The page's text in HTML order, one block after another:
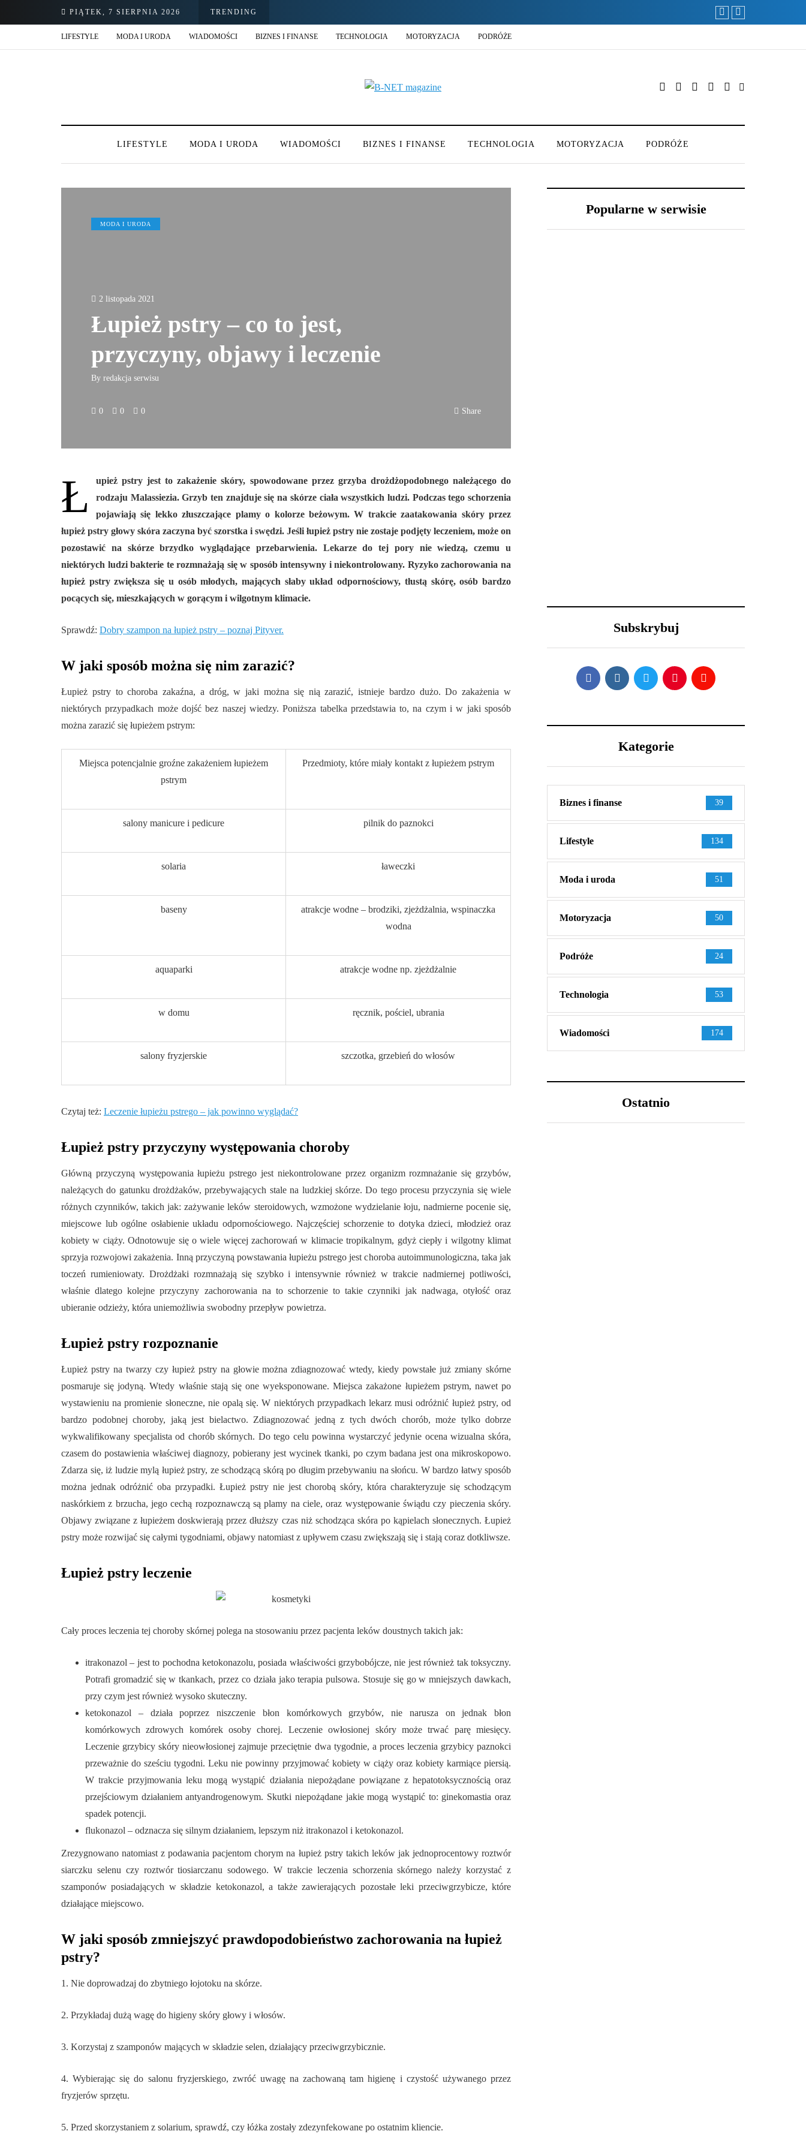
PIĄTEK, 7 SIERPNIA 2026 TRENDING
LIFESTYLE MODA I URODA WIADOMOŚCI BIZNES I FINANSE TECHNOLOGIA MOTORYZACJA PODRÓŻE
LIFESTYLE MODA I URODA WIADOMOŚCI BIZNES I FINANSE TECHNOLOGIA MOTORYZACJA PODRÓŻE
MODA I URODA
2 listopada 2021
Łupież pstry – co to jest,
przyczyny, objawy i leczenie
By redakcja serwisu
0 0 0 Share
Ł
upież pstry jest to zakażenie skóry, spowodowane przez grzyba drożdżopodobnego należącego do
rodzaju Malassiezia. Grzyb ten znajduje się na skórze ciała wszystkich ludzi. Podczas tego schorzenia
pojawiają się lekko złuszczające plamy o kolorze beżowym. W trakcie zaatakowania skóry przez
łupież pstry głowy skóra zaczyna być szorstka i swędzi. Jeśli łupież pstry nie zostaje podjęty leczeniem, może on
pozostawić na skórze brzydko wyglądające przebarwienia. Lekarze do tej pory nie wiedzą, czemu u
niektórych ludzi bakterie te rozmnażają się w sposób intensywny i niekontrolowany. Ryzyko zachorowania na
łupież pstry zwiększa się u osób młodych, mających słaby układ odpornościowy, tłustą skórę, osób bardzo
pocących się, mieszkających w gorącym i wilgotnym klimacie.
Sprawdź: Dobry szampon na łupież pstry – poznaj Pityver.
W jaki sposób można się nim zarazić?
Łupież pstry to choroba zakaźna, a dróg, w jaki można się nią zarazić, istnieje bardzo dużo. Do zakażenia w
niektórych przypadkach może dojść bez naszej wiedzy. Poniższa tabelka przedstawia to, na czym i w jaki sposób
można zarazić się łupieżem pstrym:
Miejsca potencjalnie groźne zakażeniem łupieżem
pstrym
Przedmioty, które miały kontakt z łupieżem pstrym
salony manicure i pedicure pilnik do paznokci
solaria ławeczki
baseny
atrakcje wodne – brodziki, zjeżdżalnia, wspinaczka
wodna
aquaparki atrakcje wodne np. zjeżdżalnie
w domu ręcznik, pościel, ubrania
salony fryzjerskie szczotka, grzebień do włosów
Czytaj też: Leczenie łupieżu pstrego – jak powinno wyglądać?
Łupież pstry przyczyny występowania choroby
Główną przyczyną występowania łupieżu pstrego jest niekontrolowane przez organizm rozmnażanie się grzybów,
należących do gatunku drożdżaków, przebywających stale na ludzkiej skórze. Do tego procesu przyczynia się wiele
różnych czynników, takich jak: zażywanie leków steroidowych, wzmożone wydzielanie łoju, nadmierne pocenie się,
miejscowe lub ogólne osłabienie układu odpornościowego. Najczęściej schorzenie to dotyka dzieci, młodzież oraz
kobiety w ciąży. Odnotowuje się o wiele więcej zachorowań w klimacie tropikalnym, gdyż ciepły i wilgotny klimat
sprzyja rozwojowi zakażenia. Inną przyczyną powstawania łupieżu pstrego jest choroba autoimmunologiczna, taka jak
toczeń rumieniowaty. Drożdżaki rozmnażają się szybko i intensywnie również w trakcie nadmiernej potliwości,
właśnie dlatego kolejne przyczyny zachorowania na to schorzenie to takie czynniki jak nadwaga, otyłość oraz
ubieranie odzieży, która uniemożliwia swobodny przepływ powietrza.
Łupież pstry rozpoznanie
Łupież pstry na twarzy czy łupież pstry na głowie można zdiagnozować wtedy, kiedy powstałe już zmiany skórne
posmaruje się jodyną. Wtedy właśnie stają się one wyeksponowane. Miejsca zakażone łupieżem pstrym, nawet po
wystawieniu na promienie słoneczne, nie opalą się. W niektórych przypadkach lekarz musi odróżnić łupież pstry, od
bardzo podobnej choroby, jaką jest bielactwo. Zdiagnozować jedną z tych dwóch chorób, może tylko dobrze
wykwalifikowany specjalista od chorób skórnych. Do tego celu powinna wystarczyć jedynie ocena wizualna skóra,
czasem do postawienia właściwej diagnozy, pobierany jest wycinek tkanki, po czym badana jest ona mikroskopowo.
Zdarza się, iż ludzie mylą łupież pstry, ze schodzącą skórą po długim przebywaniu na słońcu. W bardzo łatwy sposób
można jednak odróżnić oba przypadki. Łupież pstry nie jest chorobą skóry, która charakteryzuje się schodzącym
naskórkiem z brzucha, jego cechą rozpoznawczą są plamy na ciele, oraz występowanie świądu czy pieczenia skóry.
Objawy związane z łupieżem doskwierają przez dłuższy czas niż schodząca skóra po kąpielach słonecznych. Łupież
pstry może rozwijać się całymi tygodniami, objawy natomiast z upływem czasu zwiększają się i stają coraz dotkliwsze.
Łupież pstry leczenie
Cały proces leczenia tej choroby skórnej polega na stosowaniu przez pacjenta leków doustnych takich jak:
itrakonazol – jest to pochodna ketokonazolu, posiada właściwości grzybobójcze, nie jest również tak toksyczny.
Potrafi gromadzić się w tkankach, przez co działa jako terapia pulsowa. Stosuje się go w mniejszych dawkach,
przy czym jest również wysoko skuteczny.
ketokonazol – działa poprzez niszczenie błon komórkowych grzybów, nie narusza on jednak błon
komórkowych zdrowych komórek osoby chorej. Leczenie owłosionej skóry może trwać parę miesięcy.
Leczenie grzybicy skóry nieowłosionej zajmuje przeciętnie dwa tygodnie, a proces leczenia grzybicy paznokci
przeważnie do sześciu tygodni. Leku nie powinny przyjmować kobiety w ciąży oraz kobiety karmiące piersią.
W trakcie przyjmowania leku mogą wystąpić działania niepożądane powiązane z hepatotoksycznością oraz
przejściowym działaniem antyandrogenowym. Skutki niepożądane jakie mogą wystąpić to: ginekomastia oraz
spadek potencji.
flukonazol – odznacza się silnym działaniem, lepszym niż itrakonazol i ketokonazol.
Zrezygnowano natomiast z podawania pacjentom chorym na łupież pstry takich leków jak jednoprocentowy roztwór
siarczku selenu czy roztwór tiosiarczanu sodowego. W trakcie leczenia schorzenia skórnego należy korzystać z
szamponów posiadających w składzie ketokonazol, a także zawierających pozostałe leki przeciwgrzybicze, które
działające miejscowo.
W jaki sposób zmniejszyć prawdopodobieństwo zachorowania na łupież
pstry?
1. Nie doprowadzaj do zbytniego łojotoku na skórze.
2. Przykładaj dużą wagę do higieny skóry głowy i włosów.
3. Korzystaj z szamponów mających w składzie selen, działający przeciwgrzybicznie.
4. Wybierając się do salonu fryzjerskiego, zwróć uwagę na zachowaną tam higienę i czystość używanego przez
fryzjerów sprzętu.
5. Przed skorzystaniem z solarium, sprawdź, czy łóżka zostały zdezynfekowane po ostatnim kliencie.
Popularne w serwisie
niewielkiego salonu
Subskrybuj
Kategorie
Biznes i finanse 39
Lifestyle 134
Moda i uroda 51
Motoryzacja 50
Podróże 24
Technologia 53
Wiadomości 174
Ostatnio